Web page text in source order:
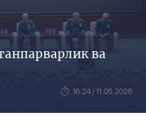
ва
16:24 / 11.05.2026